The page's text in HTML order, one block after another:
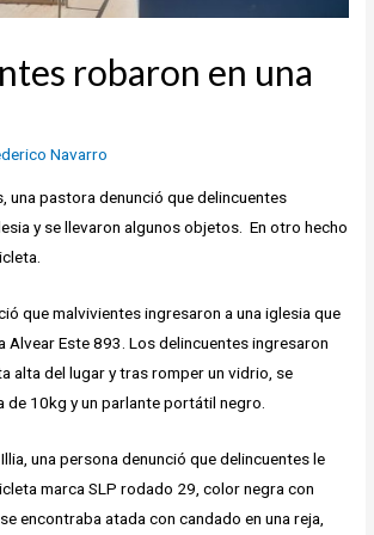
robaron en una
Navarro
una pastora denunció que delincuentes
y se llevaron algunos objetos. En otro hecho
que malvivientes ingresaron a una iglesia que
Alvear Este 893. Los delincuentes ingresaron
alta del lugar y tras romper un vidrio, se
de 10kg y un parlante portátil negro.
una persona denunció que delincuentes le
marca SLP rodado 29, color negra con
encontraba atada con candado en una reja,